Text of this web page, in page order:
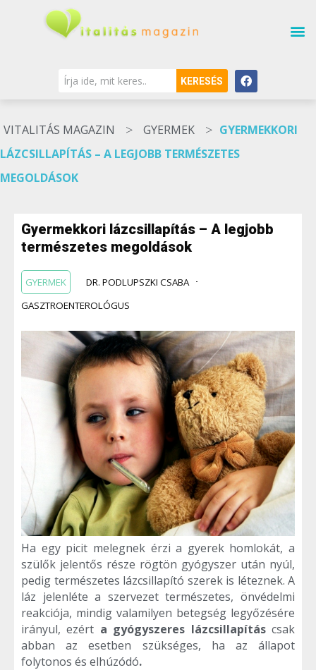
KERESÉS
VITALITÁS MAGAZIN > GYERMEK > GYERMEKKORI
LÁZCSILLAPÍTÁS – A LEGJOBB TERMÉSZETES
MEGOLDÁSOK
Gyermekkori lázcsillapítás – A legjobb
természetes megoldások
GYERMEK
DR. PODLUPSZKI CSABA
GASZTROENTEROLÓGUS
Ha egy picit melegnek érzi a gyerek homlokát, a
szülők jelentős része rögtön gyógyszer után nyúl,
pedig természetes lázcsillapító szerek is léteznek. A
láz jelenléte a szervezet természetes, önvédelmi
reakciója, mindig valamilyen betegség legyőzésére
irányul, ezért a gyógyszeres lázcsillapításcsak
abban az esetben szükséges, ha az állapot
folytonos és elhúzódó.